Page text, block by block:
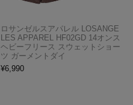
ロサンゼルスアパレル LOSANGE
LES APPAREL HF02GD 14オンス
ヘビーフリース スウェットショー
ツ ガーメントダイ
¥6,990